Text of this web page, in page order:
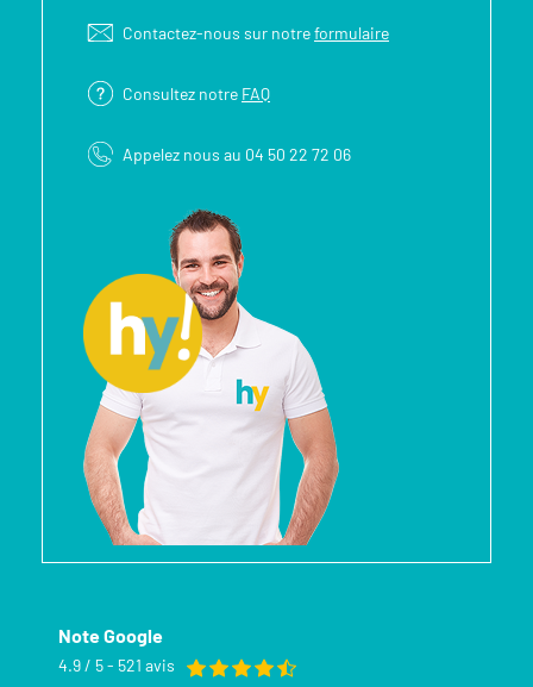
Contactez-nous sur notreformulaire
Consultez notre FAQ
Appelez nous au 04 50 22 72 06
Note Google
4.9 / 5 - 521 avis